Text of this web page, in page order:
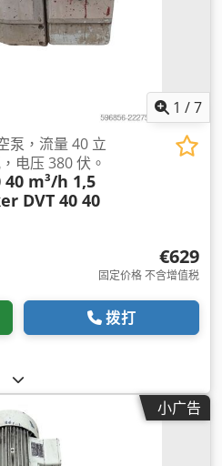
1 /7
泵，流量 40 立
电压 380 伏。
m³/h 1,5
DVT 40 40
€629
固定价格 不含增值税
拨打
小广告